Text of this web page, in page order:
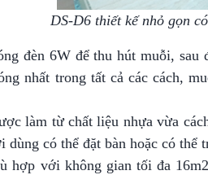
DS-D6 thiết kế nhỏ gọn
đèn 6W để thu hút muỗi,
nhất trong tất cả các cách,
làm từ chất liệu nhựa vừa
dùng có thể đặt bàn hoặc có thể
hợp với không gian tối đa